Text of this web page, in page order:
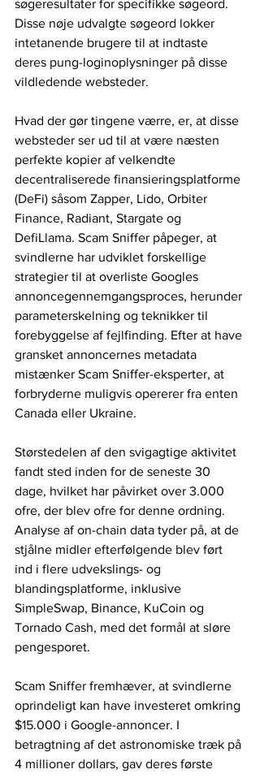
søgeresultater for specifikke søgeord.
Disse nøje udvalgte søgeord lokker
intetanende brugere til at indtaste
deres pung-loginoplysninger på disse
vildledende websteder.
Hvad der gør tingene værre, er, at disse
websteder ser ud til at være næsten
perfekte kopier af velkendte
decentraliserede finansieringsplatforme
(DeFi) såsom Zapper, Lido, Orbiter
Finance, Radiant, Stargate og
DefiLlama. Scam Sniffer påpeger, at
svindlerne har udviklet forskellige
strategier til at overliste Googles
annoncegennemgangsproces, herunder
parameterskelning og teknikker til
forebyggelse af fejlfinding. Efter at have
gransket annoncernes metadata
mistænker Scam Sniffer-eksperter, at
forbryderne muligvis opererer fra enten
Canada eller Ukraine.
Størstedelen af ​​den svigagtige aktivitet
fandt sted inden for de seneste 30
dage, hvilket har påvirket over 3.000
ofre, der blev ofre for denne ordning.
Analyse af on-chain data tyder på, at de
stjålne midler efterfølgende blev ført
ind i flere udvekslings- og
blandingsplatforme, inklusive
SimpleSwap, Binance, KuCoin og
Tornado Cash, med det formål at sløre
pengesporet.
Scam Sniffer fremhæver, at svindlerne
oprindeligt kan have investeret omkring
$15.000 i Google-annoncer. I
betragtning af det astronomiske træk på
4 millioner dollars, gav deres første